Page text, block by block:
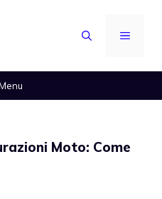
MENU
Moto: Come